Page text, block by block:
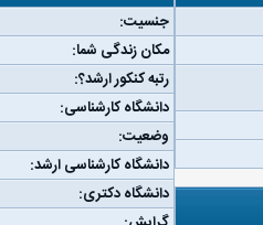
جنسیت:
مکان زندگی شما:
رتبه کنکور ارشد؟:
دانشگاه کارشناسی:
وضعیت:
دانشگاه کارشناسی ارشد:
دانشگاه دکتری: